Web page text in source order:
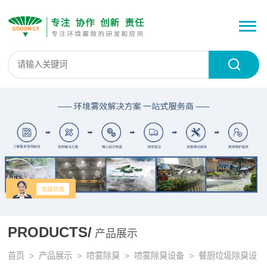
PRODUCTS/ 产品展示
首页 > 产品展示 > 喷雾除臭 > 喷雾除臭设备 > 餐厨垃圾除臭设